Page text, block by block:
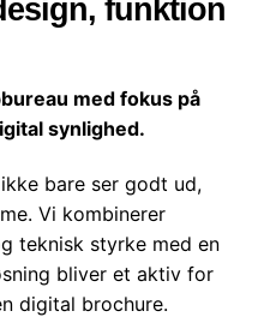
funktion
med fokus på
synlighed.
bare ser godt ud,
Vi kombinerer
teknisk styrke med en
bliver et aktiv for
digital brochure.